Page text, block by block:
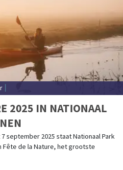
2025 IN NATIONAAL
7 september 2025 staat Nationaal Park
Fête de la Nature, het grootste